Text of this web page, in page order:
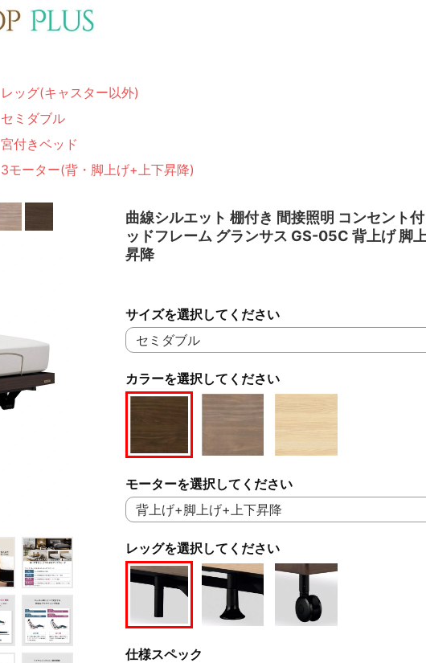
レッグ(キャスター以外)
セミダブル
宮付きベッド
3モーター(背・脚上げ+上下昇降)
曲線シルエット 棚付き 間接照明 コンセント
ッドフレーム グランサス GS-05C 背上げ 脚上
昇降
カラーを選択してください
サイズを選択してください
モーターを選択してください
レッグを選択してください
仕様スペック